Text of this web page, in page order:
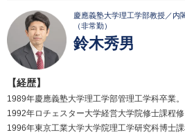
慶應義塾大学理工学部教授／内
（非常勤）
鈴木秀男
【経歴】
1989年慶應義塾大学理工学部管理工学科卒業。
1992年ロチェスター大学経営大学院修士課程修
1996年東京工業大学大学院理工学研究科博士